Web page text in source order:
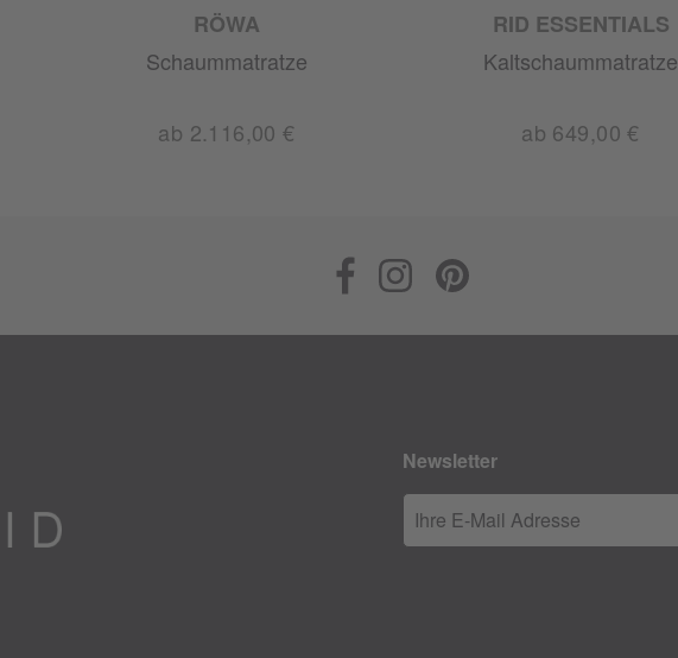
RÖWA
Schaummatratze
ab 2.116,00 €
RID ESSENTIALS
Kaltschaummatratze
ab 649,00 €
Newsletter
Ihre E-Mail Adresse